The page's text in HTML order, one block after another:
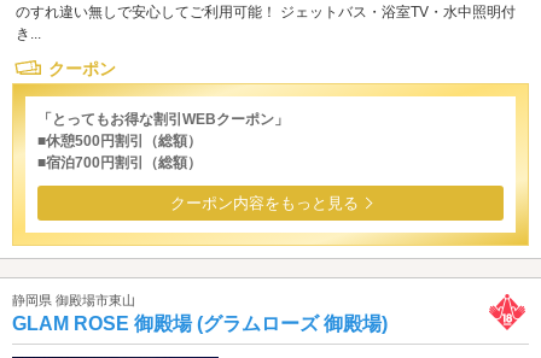
のすれ違い無しで安心してご利用可能！ ジェットバス・浴室TV・水中照明付
き...
クーポン
「とってもお得な割引WEBクーポン」
■休憩500円割引（総額）
■宿泊700円割引（総額）
クーポン内容をもっと見る
静岡県 御殿場市東山
GLAM ROSE 御殿場 (グラムローズ 御殿場)